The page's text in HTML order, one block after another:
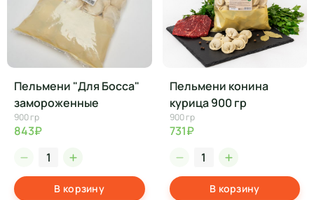
Пельмени "Для Босса"
замороженные
900 гр
843₽
В корзину
Пельмени конина
курица 900 гр
900 гр
731₽
В корзину